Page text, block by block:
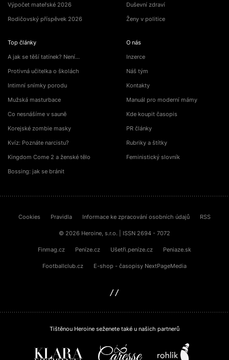
Výpočet mateřské 2026
Rodičovský příspěvek 2026
Top články
A jak se těší tatínek? Není…
Protivná učitelka o školách
Intimní snímky porodu
Mužská masturbace
Co nesnášíme v sauně
Korejské zombie masky
Kvíz: Poznáte narcistu?
Kingdom Come 2 a ženské tělo
Bossing: jak se bránit
Duševní zdraví
Ženy v politice
O nás
Inzerce
Náš tým
Kontakty
Manuál pro moderní mámy
Kde koupit časopis
PR články
Rubriky a štítky
Feministický slovník
Cookies Pravidla Informace ke zpracování osobních údajů RSS
© 2026 Heroine, s.r.o. | ISSN 2694 - 7072
Finmag.cz Peníze.cz Ušetři.peníze.cz Peniaze.sk
Footballclub.cz E-shop - časopisy NextPageMedia
Tištěnou Heroine seženete také u našich partnerů